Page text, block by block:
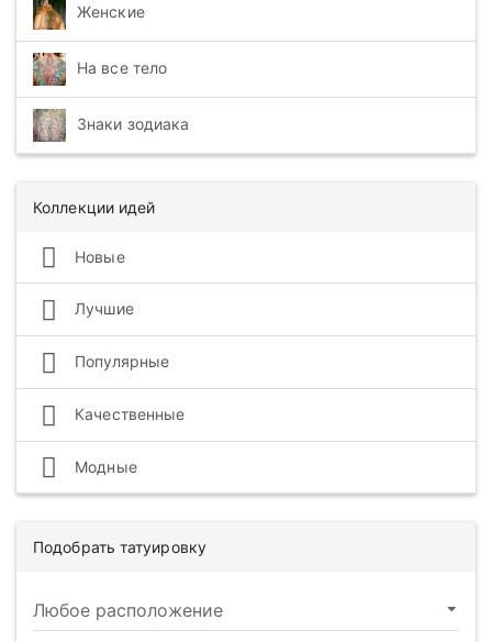
Женские
На все тело
Знаки зодиака
Коллекции идей
Новые
Лучшие
Популярные
Качественные
Модные
Подобрать татуировку